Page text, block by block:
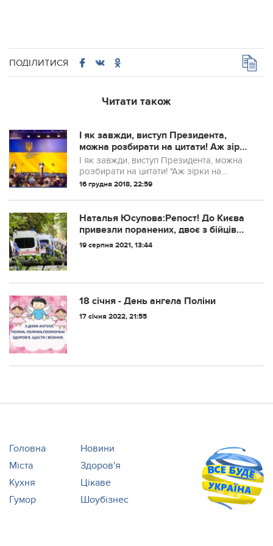
ПОДІЛИТИСЯ
Читати також
І як завжди, виступ Президента,
можна розбирати на цитати! Аж зірки
на Кремлі почорніли! (ВІДЕО)
І як завжди, виступ Президента, можна
розбирати на цитати! "Аж зірки на
Кремлі почорніли!"
16 грудня 2018, 22:59
Наталья Юсупова:Репост! До Києва
привезли поранених, двоє з бійців
від куль снайпера, всі поранені
19 серпня 2021, 13:44
18 січня - День ангела Поліни
17 січня 2022, 21:55
Головна
Новини
Міста
Здоров'я
Кухня
Цікаве
Гумор
Шоубізнес